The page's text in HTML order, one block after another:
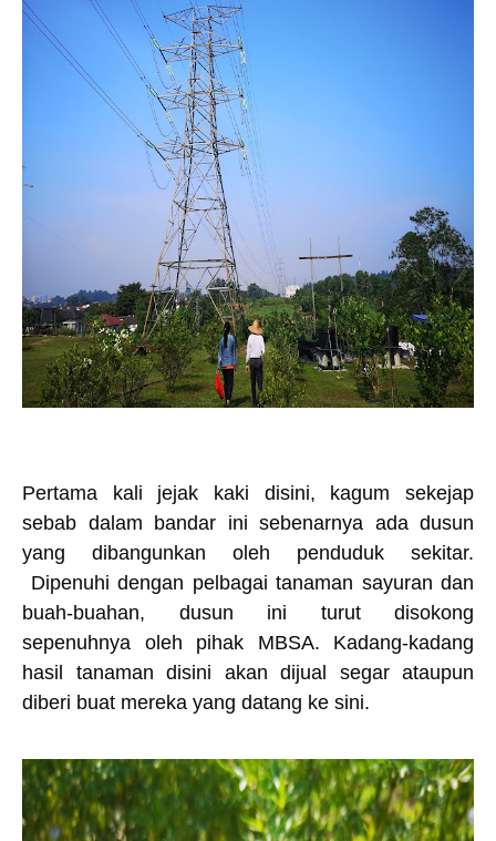
Pertama kali jejak kaki disini, kagum sekejap
sebab dalam bandar ini sebenarnya ada dusun
yang dibangunkan oleh penduduk sekitar.
Dipenuhi dengan pelbagai tanaman sayuran dan
buah-buahan, dusun ini turut disokong
sepenuhnya oleh pihak MBSA. Kadang-kadang
hasil tanaman disini akan dijual segar ataupun
diberi buat mereka yang datang ke sini.